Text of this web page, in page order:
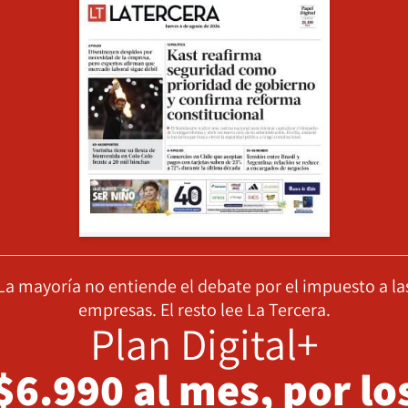
mayoría no entiende el debate por el impuesto a
empresas. El resto lee La Tercera.
Plan Digital+
al mes, por